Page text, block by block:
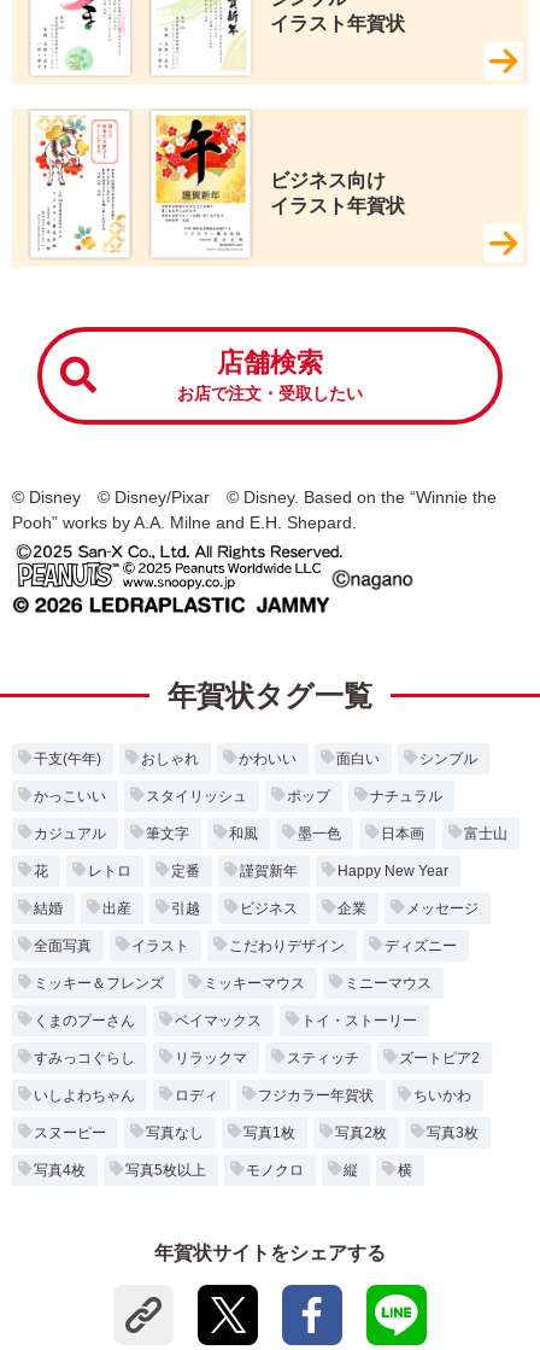
イラスト年賀状
ビジネス向け
イラスト年賀状
店舗検索
お店で注文・受取したい
© Disney © Disney/Pixar © Disney. Based on the “Winnie the
Pooh” works by A.A. Milne and E.H. Shepard.
年賀状タグ一覧
干支(午年) おしゃれ かわいい 面白い シンプル
かっこいい スタイリッシュ ポップ ナチュラル
カジュアル 筆文字 和風 墨一色 日本画 富士山
花 レトロ 定番 謹賀新年 Happy New Year
結婚 出産 引越 ビジネス 企業 メッセージ
全面写真 イラスト こだわりデザイン ディズニー
ミッキー＆フレンズ ミッキーマウス ミニーマウス
くまのプーさん ベイマックス トイ・ストーリー
すみっコぐらし リラックマ スティッチ ズートピア2
いしよわちゃん ロディ フジカラー年賀状 ちいかわ
スヌーピー 写真なし 写真1枚 写真2枚 写真3枚
写真4枚 写真5枚以上 モノクロ 縦 横
年賀状サイトをシェアする